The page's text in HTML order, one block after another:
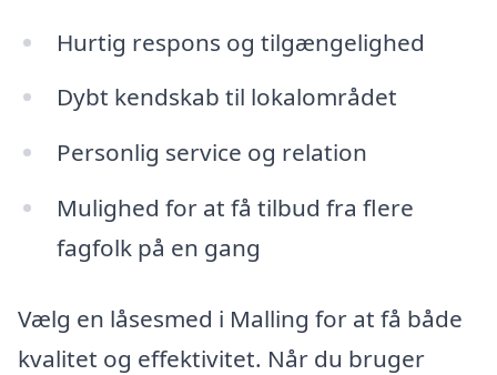
Hurtig respons og tilgængelighed
Dybt kendskab til lokalområdet
Personlig service og relation
Mulighed for at få tilbud fra flere
fagfolk på en gang
Vælg en låsesmed i Malling for at få både
kvalitet og effektivitet. Når du bruger